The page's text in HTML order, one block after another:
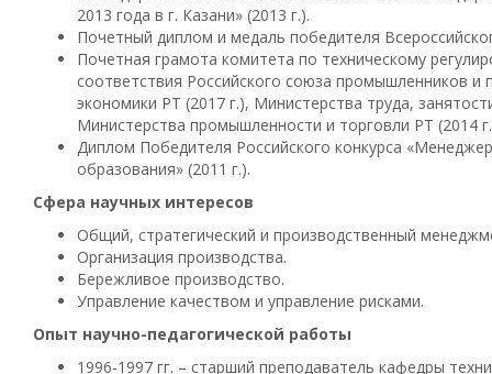
2013 года в г. Казани» (2013 г.).
Почетный диплом и медаль победителя
Почетная грамота комитета по техническому
соответствия Российского союза промышленников и
экономики РТ (2017 г.), Министерства труда,
Министерства промышленности и торговли РТ (2014
Диплом Победителя Российского конкурса
образования» (2011 г.).
Сфера научных интересов
Общий, стратегический и производственный
Организация производства.
Бережливое производство.
Управление качеством и управление рисками.
Опыт научно-педагогической работы
1996-1997 гг. – старший преподаватель кафедры